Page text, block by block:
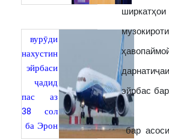
вурӯди
нахустин
эйрбаси
ҷадид
пас аз
38 сол
ба Эрон
эйрбас
бар